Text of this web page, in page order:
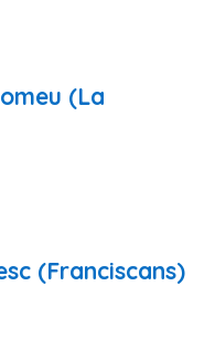
(La
(Franciscans)